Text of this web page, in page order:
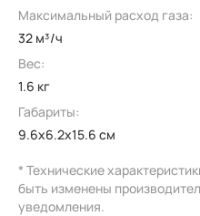
Максимальный расход газа:
32 м³/ч
Вес:
1.6 кг
Габариты:
9.6x6.2x15.6 см
* Технические
быть изменены
уведомления.